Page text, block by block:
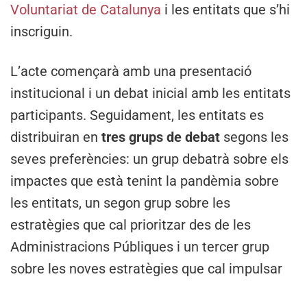
Voluntariat de Catalunya i les entitats que s’hi
inscriguin.
L’acte començarà amb una presentació
institucional i un debat inicial amb les entitats
participants. Seguidament, les entitats es
distribuiran en tres grups de debat segons les
seves preferències: un grup debatrà sobre els
impactes que està tenint la pandèmia sobre
les entitats, un segon grup sobre les
estratègies que cal prioritzar des de les
Administracions Públiques i un tercer grup
sobre les noves estratègies que cal impulsar